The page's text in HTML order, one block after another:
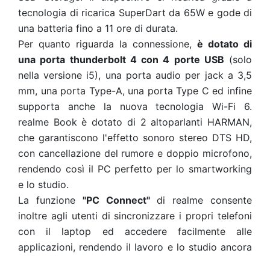
tecnologia di ricarica SuperDart da 65W e gode di
una batteria fino a 11 ore di durata.
Per quanto riguarda la connessione, è dotato di
una porta thunderbolt 4 con 4 porte USB (solo
nella versione i5), una porta audio per jack a 3,5
mm, una porta Type-A, una porta Type C ed infine
supporta anche la nuova tecnologia Wi-Fi 6.
realme Book è dotato di 2 altoparlanti HARMAN,
che garantiscono l'effetto sonoro stereo DTS HD,
con cancellazione del rumore e doppio microfono,
rendendo così il PC perfetto per lo smartworking
e lo studio.
La funzione "PC Connect"di realme consente
inoltre agli utenti di sincronizzare i propri telefoni
con il laptop ed accedere facilmente alle
applicazioni, rendendo il lavoro e lo studio ancora